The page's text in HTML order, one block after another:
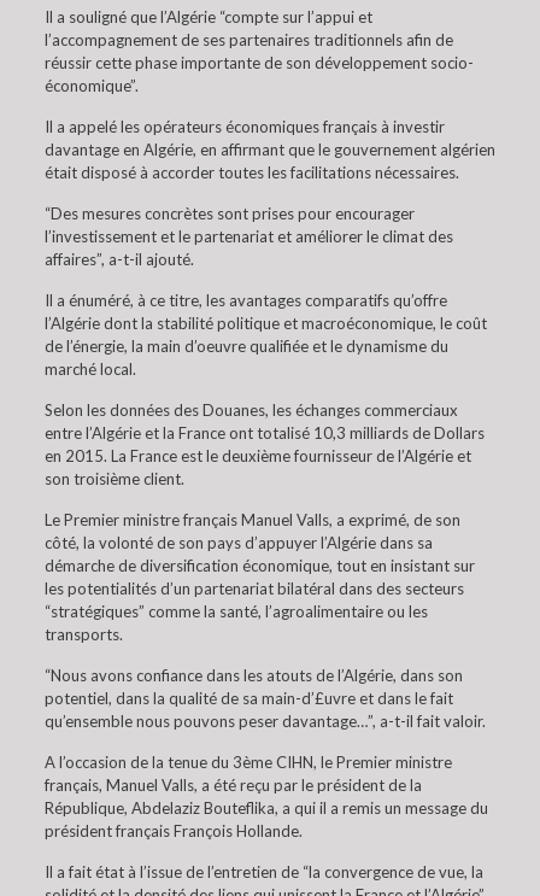
Il a souligné que l’Algérie “compte sur l’appui et
l’accompagnement de ses partenaires traditionnels afin de
réussir cette phase importante de son développement socio-
économique”.
Il a appelé les opérateurs économiques français à investir
davantage en Algérie, en affirmant que le gouvernement algérien
était disposé à accorder toutes les facilitations nécessaires.
“Des mesures concrètes sont prises pour encourager
l’investissement et le partenariat et améliorer le climat des
affaires”, a-t-il ajouté.
Il a énuméré, à ce titre, les avantages comparatifs qu’offre
l’Algérie dont la stabilité politique et macroéconomique, le coût
de l’énergie, la main d’oeuvre qualifiée et le dynamisme du
marché local.
Selon les données des Douanes, les échanges commerciaux
entre l’Algérie et la France ont totalisé 10,3 milliards de Dollars
en 2015. La France est le deuxième fournisseur de l’Algérie et
son troisième client.
Le Premier ministre français Manuel Valls, a exprimé, de son
côté, la volonté de son pays d’appuyer l’Algérie dans sa
démarche de diversification économique, tout en insistant sur
les potentialités d’un partenariat bilatéral dans des secteurs
“stratégiques” comme la santé, l’agroalimentaire ou les
transports.
“Nous avons confiance dans les atouts de l’Algérie, dans son
potentiel, dans la qualité de sa main-d’£uvre et dans le fait
qu’ensemble nous pouvons peser davantage…”, a-t-il fait valoir.
A l’occasion de la tenue du 3ème CIHN, le Premier ministre
français, Manuel Valls, a été reçu par le président de la
République, Abdelaziz Bouteflika, a qui il a remis un message du
président français François Hollande.
Il a fait état à l’issue de l’entretien de “la convergence de vue, la